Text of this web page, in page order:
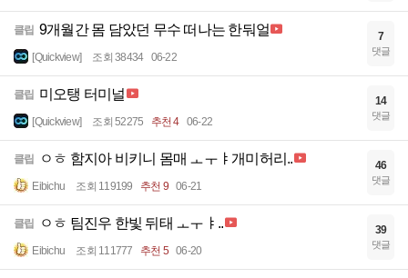
클립 9개월간 몸 담았던 무수 떠나는 한둬얼
[Quickview] 조회 38434 06-22
7
댓글
클립 미오탱 터미널
[Quickview] 조회 52275 추천 4 06-22
14
댓글
클립 ㅇㅎ 함지아 비키니 몸매 ㅗㅜㅑ개미허리..
Eibichu 조회 119199 추천 9 06-21
46
댓글
클립 ㅇㅎ 팀진우 한빛 뒤태 ㅗㅜㅑ..
Eibichu 조회 111777 추천 5 06-20
39
댓글